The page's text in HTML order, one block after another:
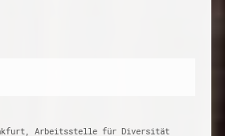
Arbeitsstelle für Diversität